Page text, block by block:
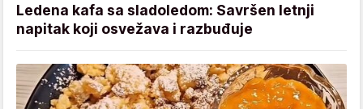
Ledena kafa sa sladoledom: Savršen letnji
napitak koji osvežava i razbuđuje